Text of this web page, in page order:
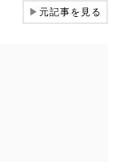
▶元記事を見る